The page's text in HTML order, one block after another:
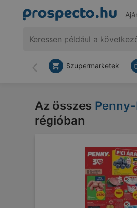
Vissza
Szupermarketek
Az összes
régióban